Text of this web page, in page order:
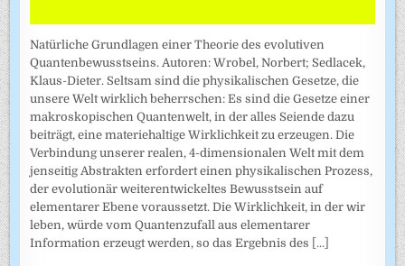
Natürliche Grundlagen einer Theorie des evolutiven
Quantenbewusstseins. Autoren: Wrobel, Norbert; Sedlacek,
Klaus-Dieter. Seltsam sind die physikalischen Gesetze, die
unsere Welt wirklich beherrschen: Es sind die Gesetze einer
makroskopischen Quantenwelt, in der alles Seiende dazu
beiträgt, eine materiehaltige Wirklichkeit zu erzeugen. Die
Verbindung unserer realen, 4-dimensionalen Welt mit dem
jenseitig Abstrakten erfordert einen physikalischen Prozess,
der evolutionär weiterentwickeltes Bewusstsein auf
elementarer Ebene voraussetzt. Die Wirklichkeit, in der wir
leben, würde vom Quantenzufall aus elementarer
Information erzeugt werden, so das Ergebnis des [...]